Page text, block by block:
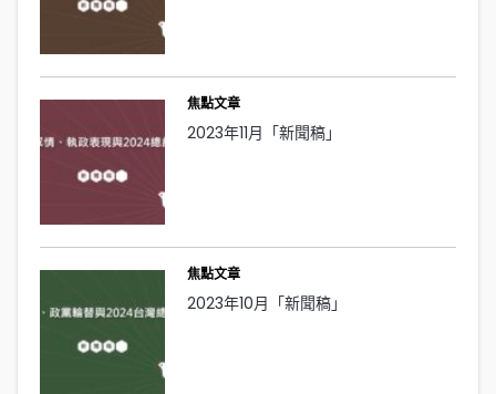
焦點文章
2023年11月「新聞稿」
焦點文章
2023年10月「新聞稿」